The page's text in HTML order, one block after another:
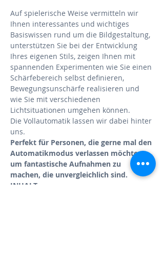
Auf spielerische Weise vermitteln wir
Ihnen interessantes und wichtiges
Basiswissen rund um die Bildgestaltung,
unterstützen Sie bei der Entwicklung
Ihres eigenen Stils, zeigen Ihnen mit
spannenden Experimenten wie Sie einen
Schärfebereich selbst definieren,
Bewegungsunschärfe realisieren und
wie Sie mit verschiedenen
Lichtsituationen umgehen können.
Die Vollautomatik lassen wir dabei hinter
uns.
Perfekt für Personen, die gerne mal den
Automatikmodus verlassen möchten
um fantastische Aufnahmen zu
machen, die unvergleichlich sind.
INHALT